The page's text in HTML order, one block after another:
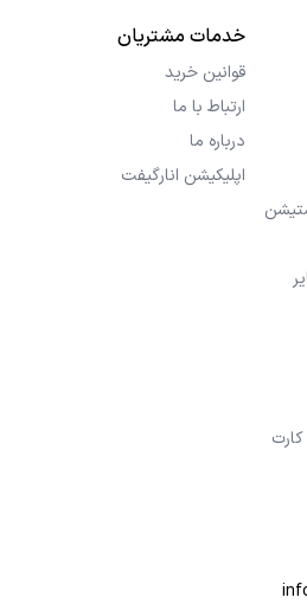
کنند و در کمترین زمان دریافت
خدمات مشتریان
قوانین خرید
ارتباط با ما
درباره ما
اپلیکیشن انارگیفت